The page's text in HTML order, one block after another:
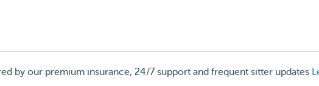
by our premium insurance, 24/7 support and frequent sitter updates